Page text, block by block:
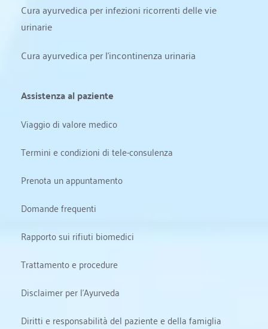
Cura ayurvedica per infezioni ricorrenti delle vie
urinarie
Cura ayurvedica per l'incontinenza urinaria
Assistenza al paziente
Viaggio di valore medico
Termini e condizioni di tele-consulenza
Prenota un appuntamento
Domande frequenti
Rapporto sui rifiuti biomedici
Trattamento e procedure
Disclaimer per l'Ayurveda
Diritti e responsabilità del paziente e della famiglia